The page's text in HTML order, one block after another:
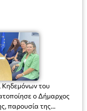
Κηδεμόνων του
ο Δήμαρχος
παρουσία της